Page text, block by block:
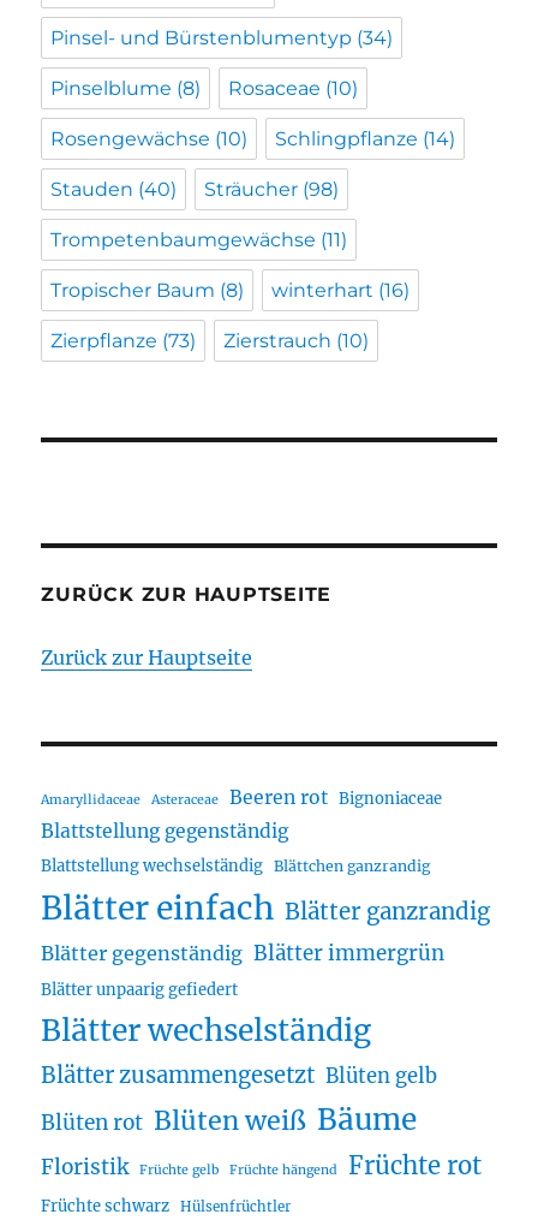
Pinsel- und Bürstenblumentyp (34)
Pinselblume (8) Rosaceae (10)
Rosengewächse (10) Schlingpflanze (14)
Stauden (40) Sträucher (98)
Trompetenbaumgewächse (11)
Tropischer Baum (8) winterhart (16)
Zierpflanze (73) Zierstrauch (10)
ZURÜCK ZUR HAUPTSEITE
Zurück zur Hauptseite
Amaryllidaceae Asteraceae Beeren rot Bignoniaceae
Blattstellung gegenständig
Blattstellung wechselständig Blättchen ganzrandig
Blätter einfach Blätter ganzrandig
Blätter gegenständig Blätter immergrün
Blätter unpaarig gefiedert
Blätter wechselständig
Blätter zusammengesetzt Blüten gelb
Blüten rot Blüten weiß Bäume
Floristik Früchte gelb Früchte hängend Früchte rot
Früchte schwarz Hülsenfrüchtler